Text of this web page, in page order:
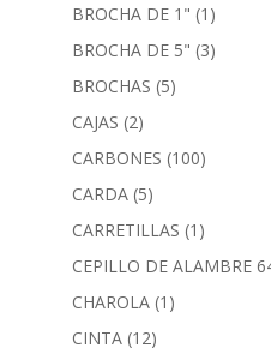
BROCHA DE 1" (1)
BROCHA DE 5" (3)
BROCHAS (5)
CAJAS (2)
CARBONES (100)
CARDA (5)
CARRETILLAS (1)
CEPILLO DE ALAMBRE
CHAROLA (1)
CINTA (12)